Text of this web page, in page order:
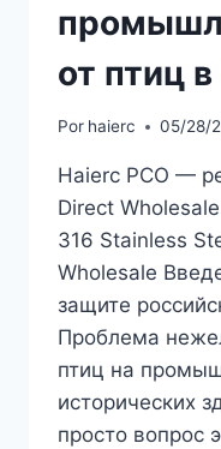
от птиц
Por haierc 05/28/
Haierc PCO —
Direct
316 Stainless
Wholesale
защите
Проблема
птиц на
исторических
просто вопрос